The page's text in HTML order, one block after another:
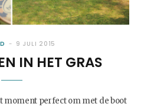
9 JULI 2015
IN HET GRAS
moment perfect om met de boot